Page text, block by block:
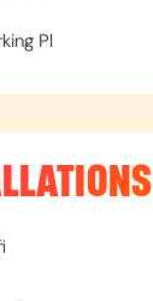
Pl